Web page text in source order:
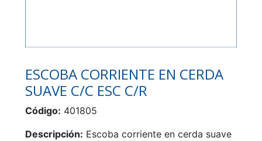
ESCOBA CORRIENTE EN CERDA
SUAVE C/C ESC C/R
Código: 401805
Descripción: Escoba corriente en cerda suave